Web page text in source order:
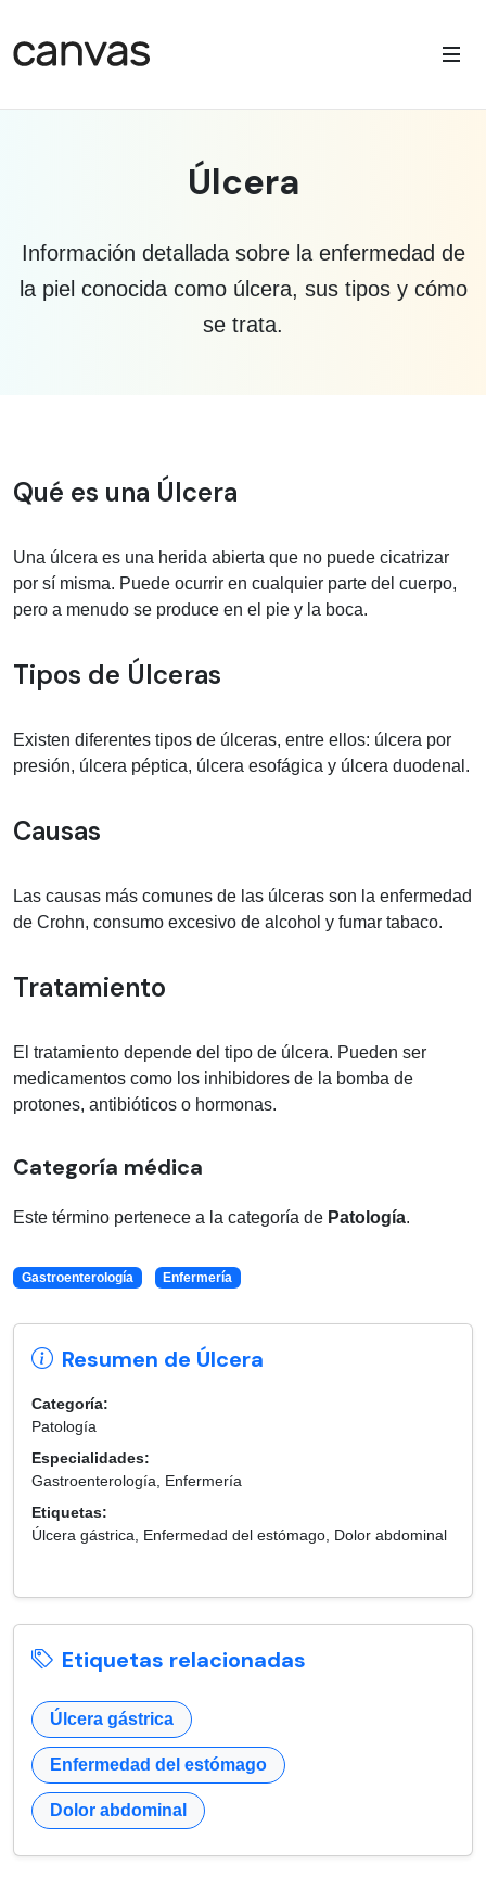
Úlcera
Información detallada sobre la enfermedad de
la piel conocida como úlcera, sus tipos y cómo
se trata.
Información médica sobre Úlcera
Qué es una Úlcera
Una úlcera es una herida abierta que no puede cicatrizar
por sí misma. Puede ocurrir en cualquier parte del cuerpo,
pero a menudo se produce en el pie y la boca.
Tipos de Úlceras
Existen diferentes tipos de úlceras, entre ellos: úlcera por
presión, úlcera péptica, úlcera esofágica y úlcera duodenal.
Causas
Las causas más comunes de las úlceras son la enfermedad
de Crohn, consumo excesivo de alcohol y fumar tabaco.
Tratamiento
El tratamiento depende del tipo de úlcera. Pueden ser
medicamentos como los inhibidores de la bomba de
protones, antibióticos o hormonas.
Categoría médica
Este término pertenece a la categoría de Patología.
Gastroenterología Enfermería
Resumen de Úlcera
Categoría:
Patología
Especialidades:
Gastroenterología, Enfermería
Etiquetas:
Úlcera gástrica, Enfermedad del estómago, Dolor abdominal
Etiquetas relacionadas
Úlcera gástrica
Enfermedad del estómago
Dolor abdominal